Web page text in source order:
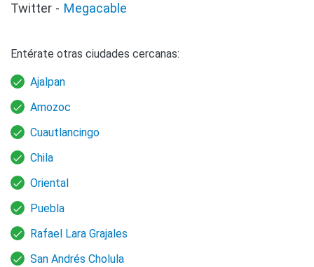
Twitter - Megacable
Entérate otras ciudades cercanas:
Ajalpan
Amozoc
Cuautlancingo
Chila
Oriental
Puebla
Rafael Lara Grajales
San Andrés Cholula